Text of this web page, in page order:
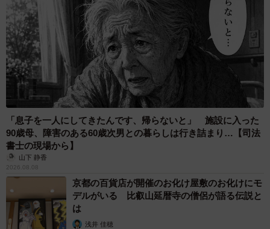
「息子を一人にしてきたんです、帰らないと」 施設に入った
90歳母、障害のある60歳次男との暮らしは行き詰まり…【司法
書士の現場から】
山下 静香
2026.08.08
京都の百貨店が開催のお化け屋敷のお化けにモ
デルがいる 比叡山延暦寺の僧侶が語る伝説と
は
浅井 佳穂